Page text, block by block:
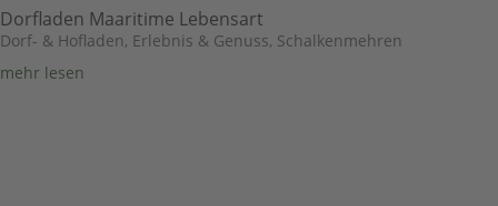
Dorfladen Maaritime Lebensart
Dorf- & Hofladen, Erlebnis & Genuss, Schalkenmehren
mehr lesen